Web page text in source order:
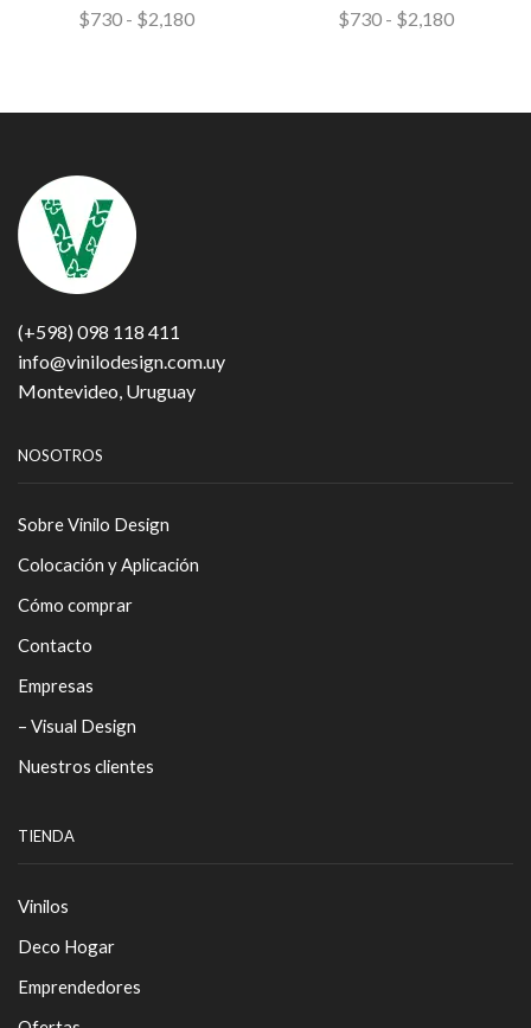
$730 - $2,180 $730 - $2,180
(+598) 098 118 411
info@vinilodesign.com.uy
Montevideo, Uruguay
NOSOTROS
Sobre Vinilo Design
Colocación y Aplicación
Cómo comprar
Contacto
Empresas
– Visual Design
Nuestros clientes
TIENDA
Vinilos
Deco Hogar
Emprendedores